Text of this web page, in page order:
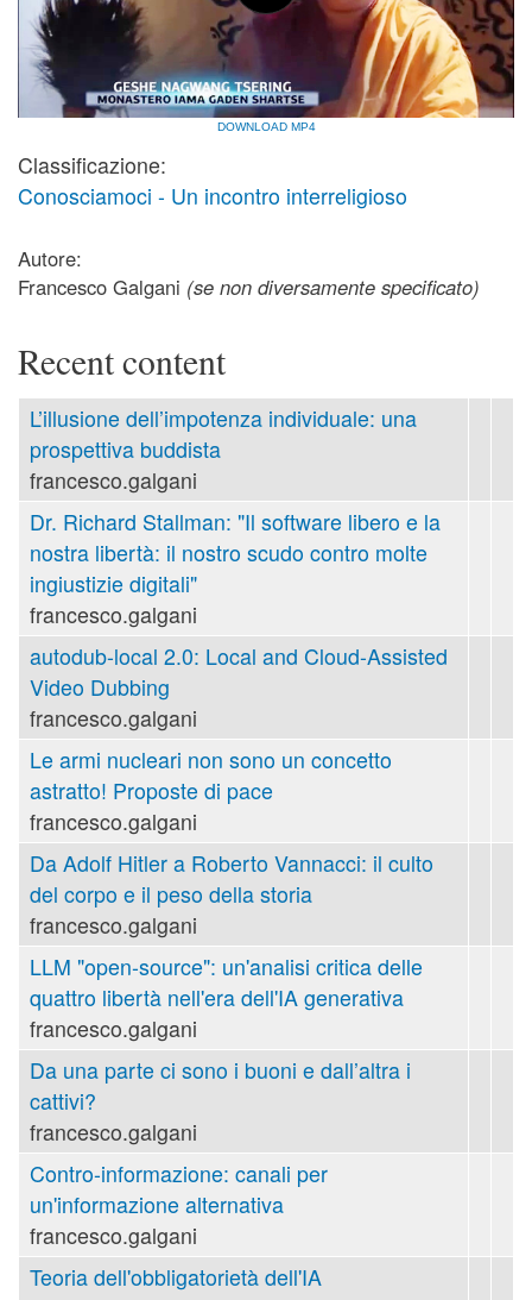
DOWNLOAD MP4
Classificazione:
Conosciamoci - Un incontro interreligioso
Autore:
Francesco Galgani (se non diversamente specificato)
Recent content
L’illusione dell’impotenza individuale: una
prospettiva buddista
francesco.galgani
Dr. Richard Stallman: "Il software libero e la
nostra libertà: il nostro scudo contro molte
ingiustizie digitali"
francesco.galgani
autodub-local 2.0: Local and Cloud-Assisted
Video Dubbing
francesco.galgani
Le armi nucleari non sono un concetto
astratto! Proposte di pace
francesco.galgani
Da Adolf Hitler a Roberto Vannacci: il culto
del corpo e il peso della storia
francesco.galgani
LLM "open-source": un'analisi critica delle
quattro libertà nell'era dell'IA generativa
francesco.galgani
Da una parte ci sono i buoni e dall’altra i
cattivi?
francesco.galgani
Contro-informazione: canali per
un'informazione alternativa
francesco.galgani
Teoria dell'obbligatorietà dell'IA